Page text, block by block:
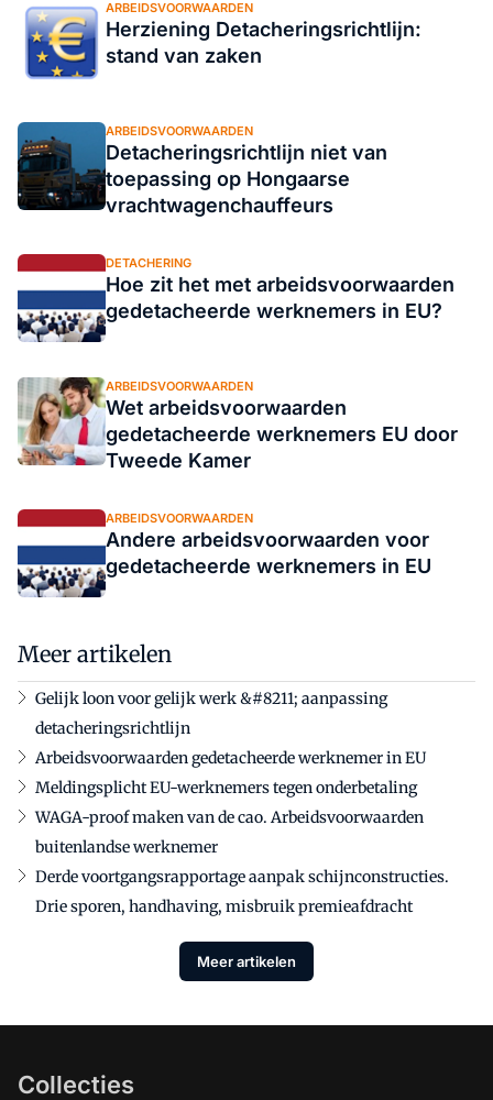
ARBEIDSVOORWAARDEN
Herziening Detacheringsrichtlijn:
stand van zaken
ARBEIDSVOORWAARDEN
Detacheringsrichtlijn niet van
toepassing op Hongaarse
vrachtwagenchauffeurs
DETACHERING
Hoe zit het met arbeidsvoorwaarden
gedetacheerde werknemers in EU?
ARBEIDSVOORWAARDEN
Wet arbeidsvoorwaarden
gedetacheerde werknemers EU door
Tweede Kamer
ARBEIDSVOORWAARDEN
Andere arbeidsvoorwaarden voor
gedetacheerde werknemers in EU
Meer artikelen
Gelijk loon voor gelijk werk &#8211; aanpassing
detacheringsrichtlijn
Arbeidsvoorwaarden gedetacheerde werknemer in EU
Meldingsplicht EU-werknemers tegen onderbetaling
WAGA-proof maken van de cao. Arbeidsvoorwaarden
buitenlandse werknemer
Derde voortgangsrapportage aanpak schijnconstructies.
Drie sporen, handhaving, misbruik premieafdracht
Meer artikelen
Collecties